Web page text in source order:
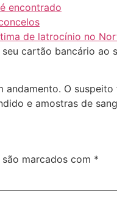
encontrado
de latrocínio no
cartão bancário ao
O
e amostras de
marcados com *